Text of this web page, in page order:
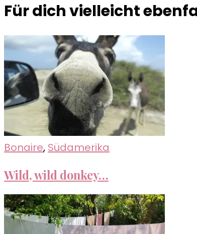
Für dich vielleicht
Bonaire, Südamerika
Wild, wild donkey…